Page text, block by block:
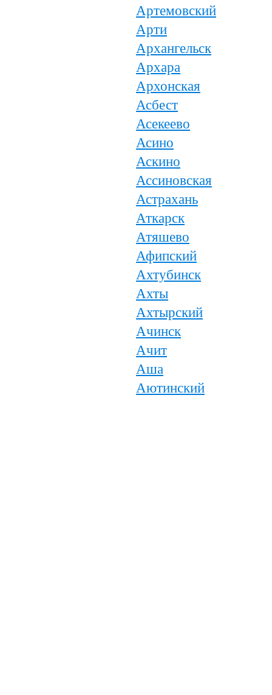
Артемовский
Арти
Архангельск
Архара
Архонская
Асбест
Асекеево
Асино
Аскино
Ассиновская
Астрахань
Аткарск
Атяшево
Афипский
Ахтубинск
Ахты
Ахтырский
Ачинск
Ачит
Аша
Аютинский